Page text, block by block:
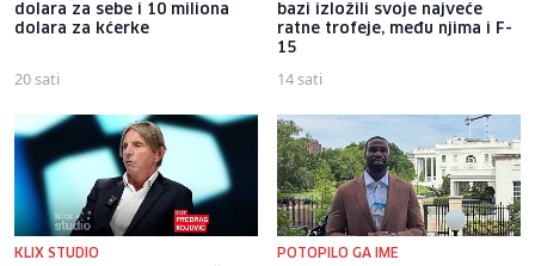
dolara za sebe i 10 miliona
dolara za kćerke
20 sati
bazi izložili svoje najveće
ratne trofeje, među njima i F-
15
14 sati
KLIX STUDIO POTOPILO GA IME